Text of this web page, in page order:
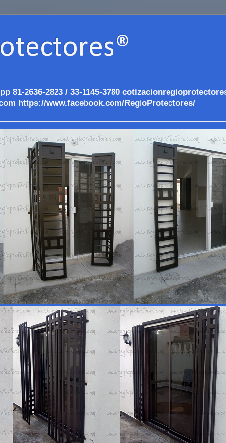
81-2636-2823 / 33-1145-3780
https://www.facebook.com/RegioProtectores/